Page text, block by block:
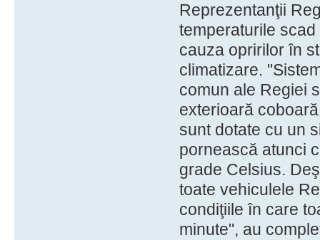
Reprezentanţii
temperaturile
cauza opririlor în
climatizare.
comun ale Regiei
exterioară
sunt dotate cu un
pornească atunci
grade Celsius.
toate vehiculele
condiţiile în care
minute", au